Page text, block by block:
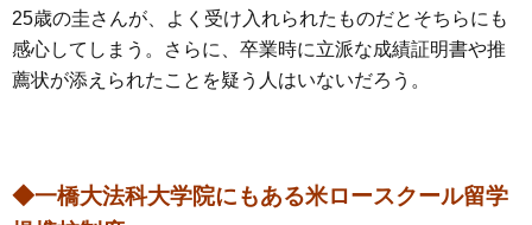
25歳の圭さんが、よく受け入れられたものだとそちらにも
感心してしまう。さらに、卒業時に立派な成績証明書や推
薦状が添えられたことを疑う人はいないだろう。
◆一橋大法科大学院にもある米ロースクール留学